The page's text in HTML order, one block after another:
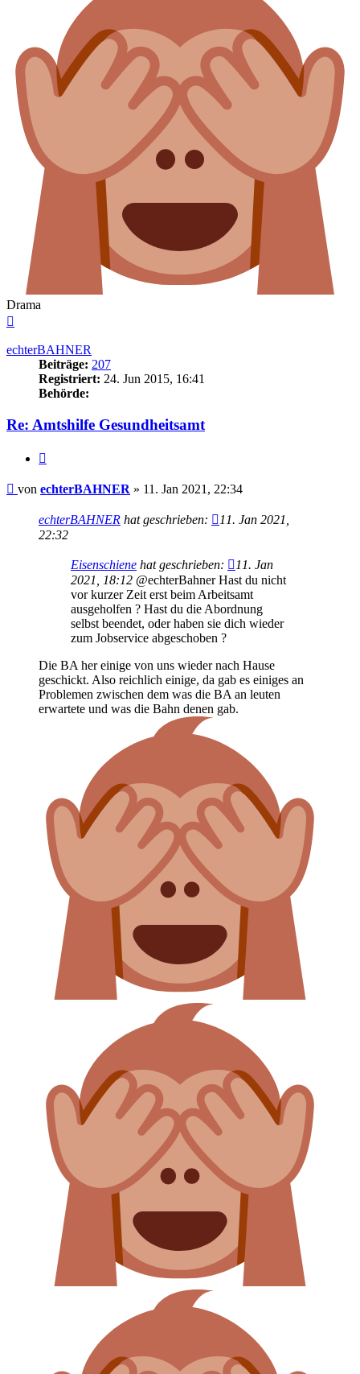
Drama
echterBAHNER
Beiträge: 207
Registriert: 24. Jun 2015, 16:41
Behörde:
Re: Amtshilfe Gesundheitsamt
Beitrag
von echterBAHNER » 11. Jan 2021, 22:34
echterBAHNER hat geschrieben:
11. Jan 2021,
22:32
Eisenschiene hat geschrieben:
11. Jan
2021, 18:12 @echterBahner Hast du nicht
vor kurzer Zeit erst beim Arbeitsamt
ausgeholfen ? Hast du die Abordnung
selbst beendet, oder haben sie dich wieder
zum Jobservice abgeschoben ?
Die BA her einige von uns wieder nach Hause
geschickt. Also reichlich einige, da gab es einiges an
Problemen zwischen dem was die BA an leuten
erwartete und was die Bahn denen gab.